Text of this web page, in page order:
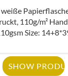
110g/m²
Size:
SHOW